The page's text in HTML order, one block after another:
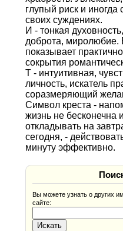
глупый риск и
своих суждениях.
И - тонкая
доброта, миролюбие.
показывает
сокрытия
Т - интуитивная,
личность, искатель
соразмеряющий
Символ креста -
жизнь не бесконечна
откладывать на
сегодня, -
минуту эффективно.
Вы можете узнать о других
сайте: